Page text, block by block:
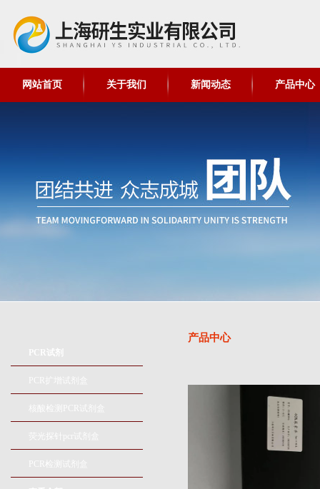
网站首页 关于我们 新闻动态 产品中心
PCR试剂
PCR扩增试剂盒
核酸检测PCR试剂盒
荧光探针pcr试剂盒
PCR检测试剂盒
产品中心